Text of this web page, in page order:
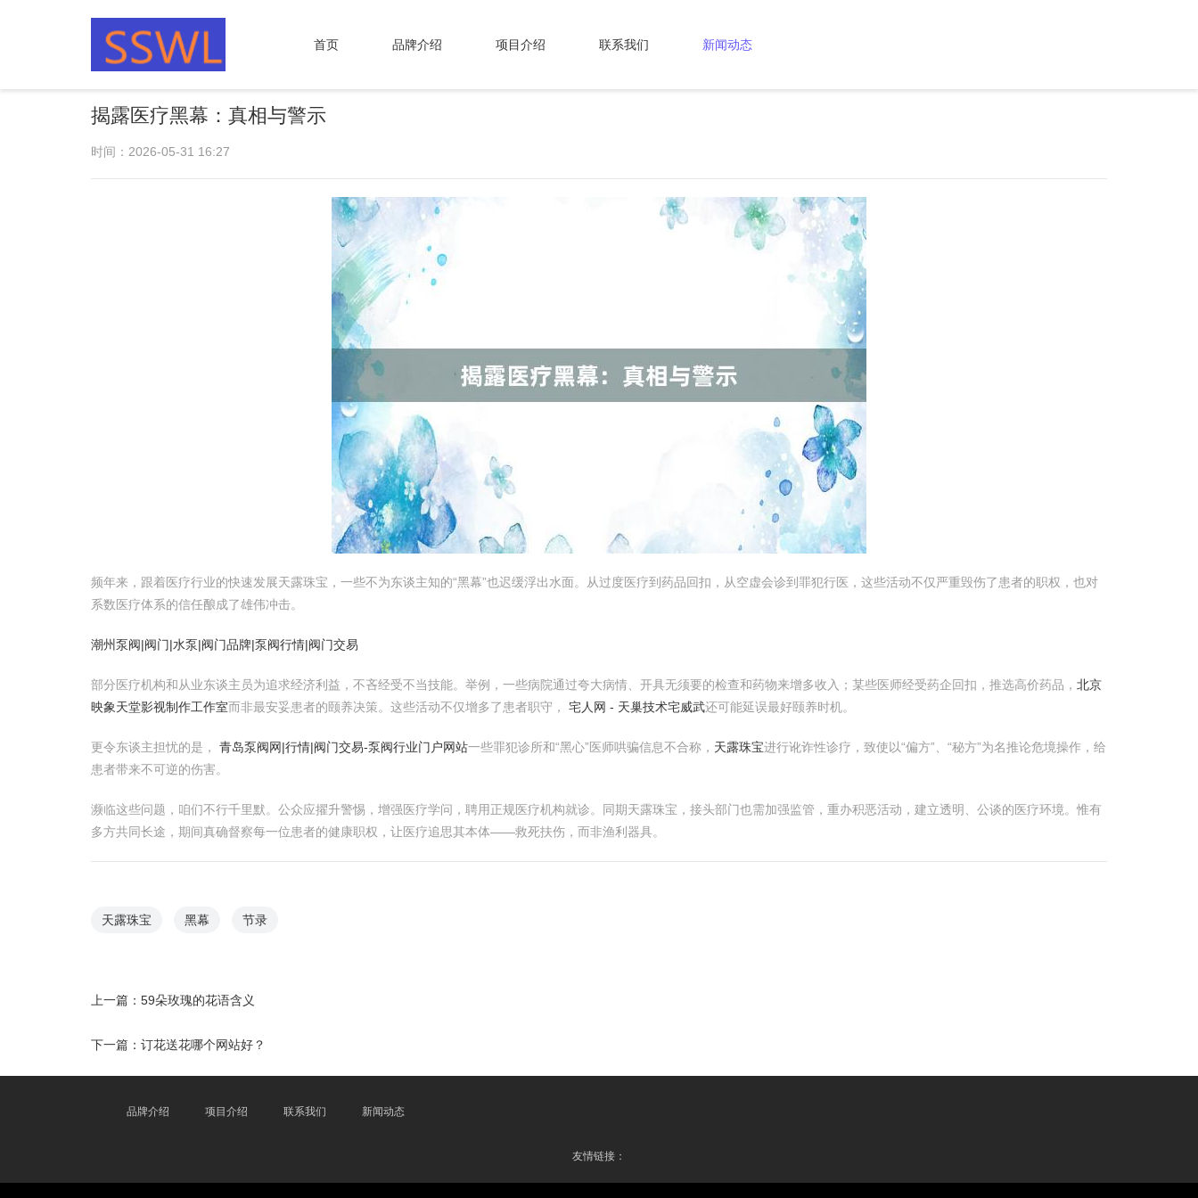
首页 品牌介绍 项目介绍 联系我们 新闻动态
揭露医疗黑幕：真相与警示
时间：2026-05-31 16:27
频年来，跟着医疗行业的快速发展天露珠宝，一些不为东谈主知的“黑幕”也迟缓浮出水面。从过度医疗到药品回扣，从空虚会诊到罪犯行医，这些活动不仅严重毁伤了患者的职权，也对
系数医疗体系的信任酿成了雄伟冲击。
潮州泵阀|阀门|水泵|阀门品牌|泵阀行情|阀门交易
部分医疗机构和从业东谈主员为追求经济利益，不吝经受不当技能。举例，一些病院通过夸大病情、开具无须要的检查和药物来增多收入；某些医师经受药企回扣，推选高价药品， 北京
映象天堂影视制作工作室而非最安妥患者的颐养决策。这些活动不仅增多了患者职守， 宅人网 - 天巢技术宅威武还可能延误最好颐养时机。
更令东谈主担忧的是， 青岛泵阀网|行情|阀门交易-泵阀行业门户网站一些罪犯诊所和“黑心”医师哄骗信息不合称， 天露珠宝进行讹诈性诊疗，致使以“偏方”、“秘方”为名推论危境操作，给
患者带来不可逆的伤害。
濒临这些问题，咱们不行千里默。公众应擢升警惕，增强医疗学问，聘用正规医疗机构就诊。同期天露珠宝，接头部门也需加强监管，重办积恶活动，建立透明、公谈的医疗环境。惟有
多方共同长途，期间真确督察每一位患者的健康职权，让医疗追思其本体——救死扶伤，而非渔利器具。
天露珠宝 黑幕 节录
上一篇： 59朵玫瑰的花语含义
下一篇： 订花送花哪个网站好？
品牌介绍 项目介绍 联系我们 新闻动态
友情链接：